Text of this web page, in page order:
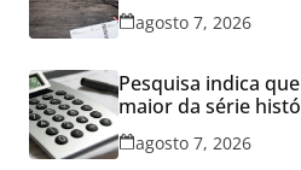
agosto 7, 2026
Pesquisa indica
maior da série
agosto 7, 2026